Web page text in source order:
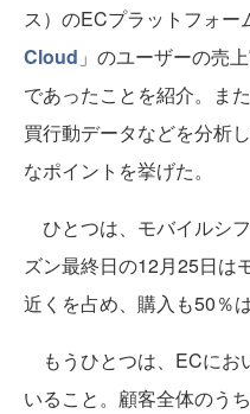
ス）のECプラットフォー
Cloud 」のユーザーの売
であったことを紹介。ま
買行動データなどを分析
なポイントを挙げた。
ひとつは、モバイルシ
ズン最終日の12月25日は
近くを占め、購入も50％
もうひとつは、ECにお
いること。顧客全体のう